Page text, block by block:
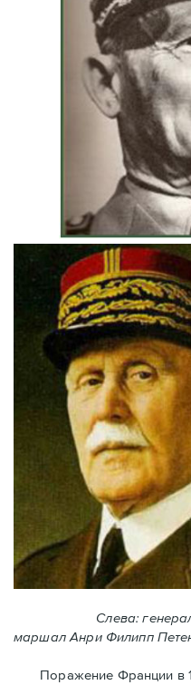
Слева:
маршал Анри Филипп
Поражение Франции в